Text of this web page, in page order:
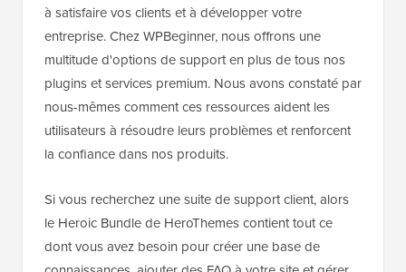
à satisfaire vos clients et à développer votre
entreprise. Chez WPBeginner, nous offrons une
multitude d'options de support en plus de tous nos
plugins et services premium. Nous avons constaté par
nous-mêmes comment ces ressources aident les
utilisateurs à résoudre leurs problèmes et renforcent
la confiance dans nos produits.
Si vous recherchez une suite de support client, alors
le Heroic Bundle de HeroThemes contient tout ce
dont vous avez besoin pour créer une base de